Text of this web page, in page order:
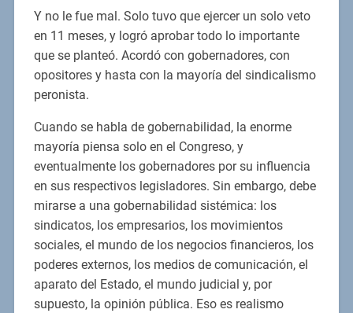
Y no le fue mal. Solo tuvo que ejercer un solo veto
en 11 meses, y logró aprobar todo lo importante
que se planteó. Acordó con gobernadores, con
opositores y hasta con la mayoría del sindicalismo
peronista.
Cuando se habla de gobernabilidad, la enorme
mayoría piensa solo en el Congreso, y
eventualmente los gobernadores por su influencia
en sus respectivos legisladores. Sin embargo, debe
mirarse a una gobernabilidad sistémica: los
sindicatos, los empresarios, los movimientos
sociales, el mundo de los negocios financieros, los
poderes externos, los medios de comunicación, el
aparato del Estado, el mundo judicial y, por
supuesto, la opinión pública. Eso es realismo